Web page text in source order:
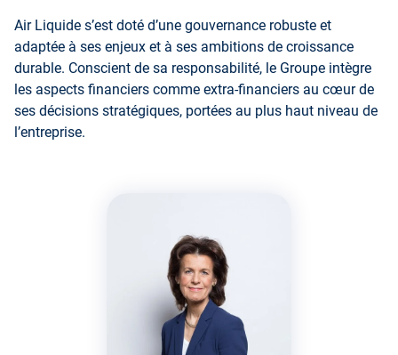
Air Liquide s’est doté d’une gouvernance robuste et
adaptée à ses enjeux et à ses ambitions de croissance
durable. Conscient de sa responsabilité, le Groupe intègre
les aspects financiers comme extra-financiers au cœur de
ses décisions stratégiques, portées au plus haut niveau de
l’entreprise.